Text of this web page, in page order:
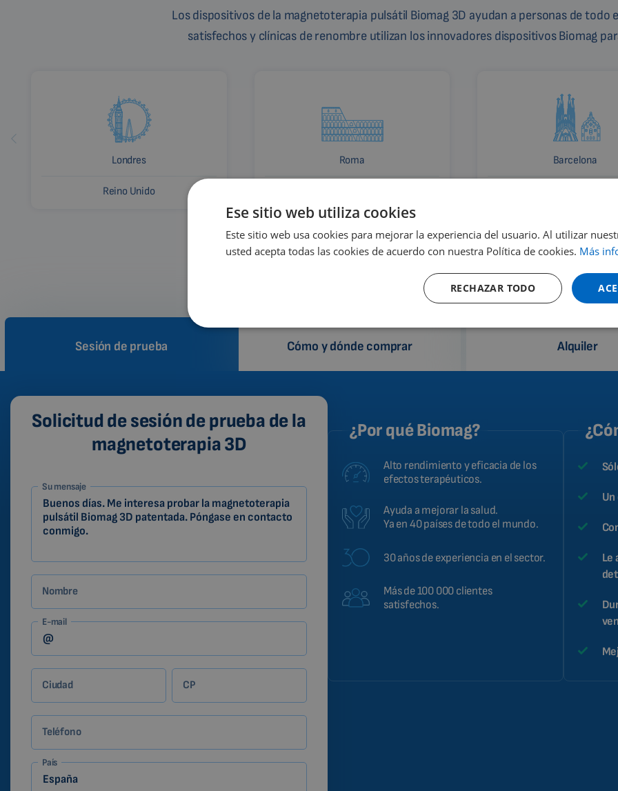
Los dispositivos de la magnetoterapia pulsátil Biomag 3D ayudan a personas de todo
satisfechos y clínicas de renombre utilizan los innovadores dispositivos Biomag
Londres
Reino Unido
Roma Barcelona
Sesión de prueba Cómo y dónde comprar Alquiler
Solicitud de sesión de prueba de la
magnetoterapia 3D
1-
ES
Zákazník
Su mensaje
Nombre
E-mail
Ciudad CP
Teléfono
País
¿Por qué Biomag?
Alto rendimiento y eficacia de los
efectos terapéuticos.
Ayuda a mejorar la salud.
Ya en 40 países de todo el mundo.
30 años de experiencia en el sector.
Más de 100 000 clientes
satisfechos.
Le
Ese sitio web utiliza cookies
Este sitio web usa cookies para mejorar la experiencia del usuario. Al utilizar
usted acepta todas las cookies de acuerdo con nuestra Política de cookies. Más
RECHAZAR TODO